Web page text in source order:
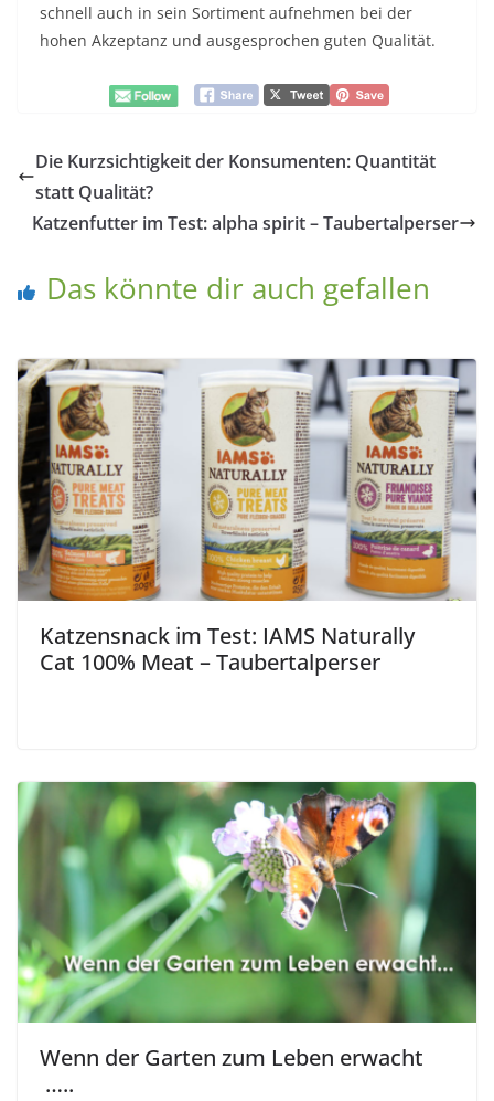
schnell auch in sein Sortiment aufnehmen bei der
hohen Akzeptanz und ausgesprochen guten Qualität.
Die Kurzsichtigkeit der Konsumenten: Quantität
statt Qualität?
Katzenfutter im Test: alpha spirit – Taubertalperser
Das könnte dir auch gefallen
Katzensnack im Test: IAMS Naturally
Cat 100% Meat – Taubertalperser
Wenn der Garten zum Leben erwacht
…..